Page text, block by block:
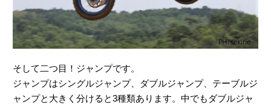
そして二つ目！ジャンプです。
ジャンプはシングルジャンプ、ダブルジャンプ、テーブルジ
ャンプと大きく分けると3種類あります。中でもダブルジャ